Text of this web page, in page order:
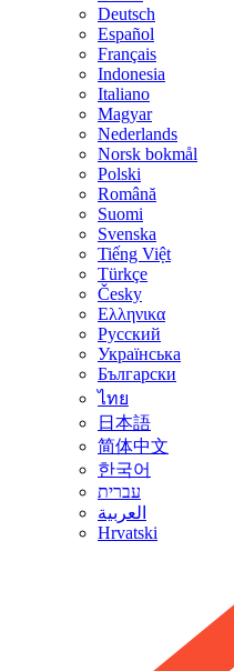
Deutsch
Español
Français
Indonesia
Italiano
Magyar
Nederlands
Norsk bokmål
Polski
Română
Suomi
Svenska
Tiếng Việt
Türkçe
Česky
Ελληνικα
Русский
Українська
Български
ไทย
日本語
简体中文
한국어
עברית
العربية
Hrvatski